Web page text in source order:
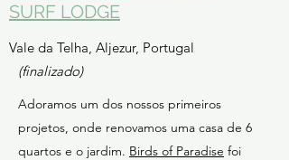
SURF LODGE
Vale da Telha, Aljezur, Portugal
(finalizado)
Adoramos um dos nossos primeiros
projetos, onde renovamos uma casa de 6
quartos e o jardim. Birds of Paradise foi